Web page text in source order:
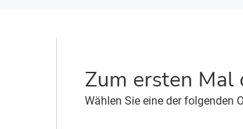
Zum ersten Mal
Wählen Sie eine der folgenden